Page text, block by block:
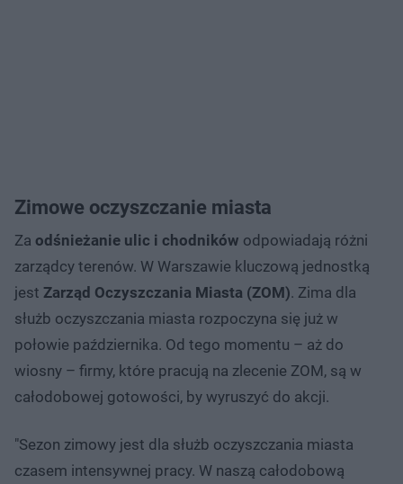
Zimowe oczyszczanie miasta
Za odśnieżanie ulic i chodników odpowiadają różni
zarządcy terenów. W Warszawie kluczową jednostką
jest Zarząd Oczyszczania Miasta (ZOM). Zima dla
służb oczyszczania miasta rozpoczyna się już w
połowie października. Od tego momentu – aż do
wiosny – firmy, które pracują na zlecenie ZOM, są w
całodobowej gotowości, by wyruszyć do akcji.
"Sezon zimowy jest dla służb oczyszczania miasta
czasem intensywnej pracy. W naszą całodobową